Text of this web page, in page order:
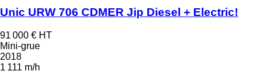
Unic URW 706 CDMER Jip Diesel + Electric!
91 000 € HT
Mini-grue
2018
1 111 m/h